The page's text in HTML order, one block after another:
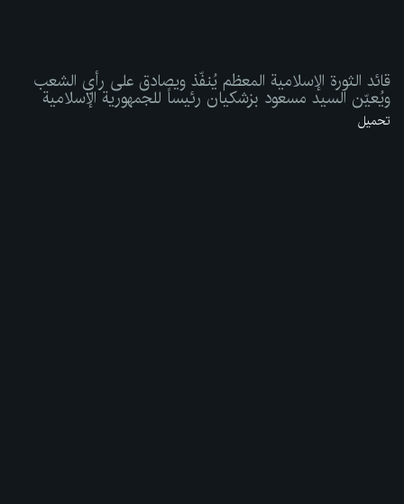
قائد الثورة الإسلامية المعظم يُنفّذ ويصادق على رأي الشعب
ويُعيّن السيد مسعود بزشكيان رئيساً للجمهورية الإسلامية
تحميل